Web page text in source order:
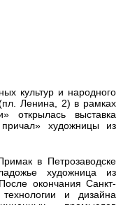
культур и народного
Ленина, 2) в рамках
открылась выставка
художницы из
в Петрозаводске
художница из
окончания Санкт-
и дизайна